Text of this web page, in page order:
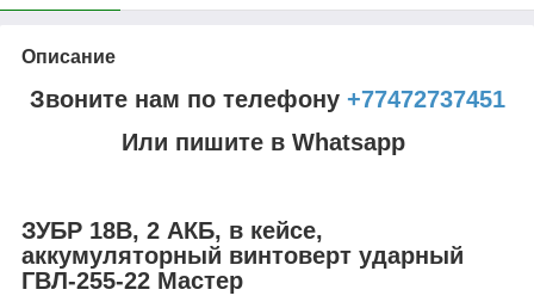
Описание
Звоните нам по телефону +77472737451
Или пишите в Whatsapp
ЗУБР 18В, 2 АКБ, в кейсе,
аккумуляторный винтоверт ударный
ГВЛ-255-22 Мастер